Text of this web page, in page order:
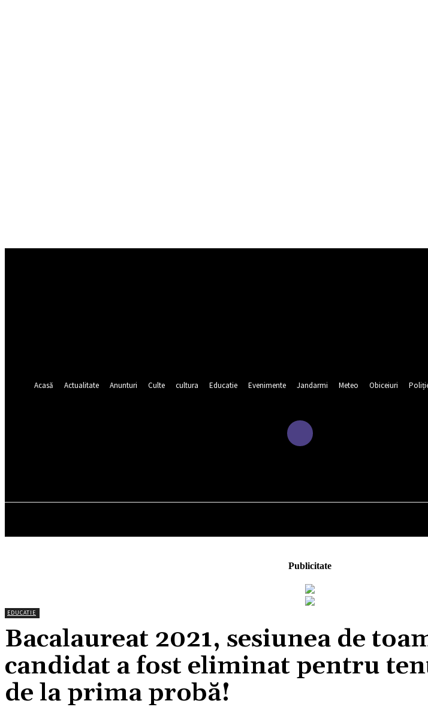
Acasă
Actualitate Anunturi Culte cultura Educatie Evenimente Jandarmi Meteo Obiceiuri
Publicitate
EDUCATIE
Bacalaureat 2021, sesiunea de
candidat a fost eliminat pentru
de la prima probă!